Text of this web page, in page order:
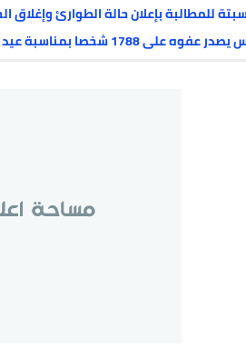
للمطالبة بإعلان حالة الطوارئ وإغلاق
شخصا بمناسبة عيد العرش المجيد